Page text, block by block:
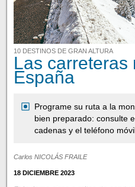
10 DESTINOS DE GRAN ALTURA
Las carreteras
España
Programe su ruta a la
bien preparado: consulte
cadenas y el teléfono
Carlos NICOLÁS FRAILE
18 DICIEMBRE 2023